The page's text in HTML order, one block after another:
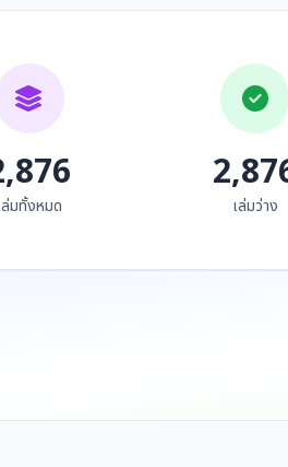
รมที่ตีพิมพ์ด้วย
วรรณกรรมที่ตีพิ
ล่มทั้งหมด เล่มว่าง